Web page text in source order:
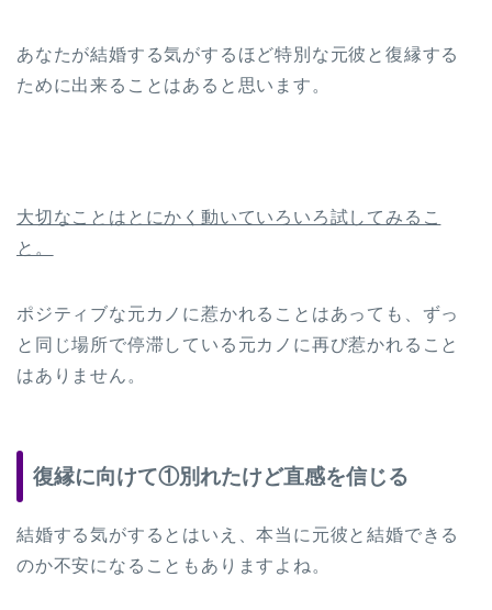
あなたが結婚する気がするほど特別な元彼と復縁する
ために出来ることはあると思います。
大切なことはとにかく動いていろいろ試してみるこ
と。
ポジティブな元カノに惹かれることはあっても、ずっ
と同じ場所で停滞している元カノに再び惹かれること
はありません。
復縁に向けて①別れたけど直感を信じる
結婚する気がするとはいえ、本当に元彼と結婚できる
のか不安になることもありますよね。